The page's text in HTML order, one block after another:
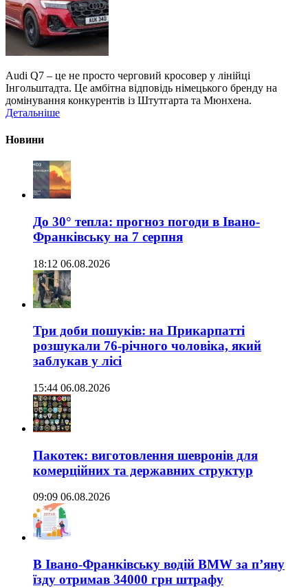
Audi Q7 – це не просто черговий кросовер у лінійці
Інгольштадта. Це амбітна відповідь німецького бренду на
домінування конкурентів із Штутгарта та Мюнхена.
Детальніше
Новини
До 30° тепла: прогноз погоди в Івано-
Франківську на 7 серпня
18:12 06.08.2026
Три доби пошуків: на Прикарпатті
розшукали 76-річного чоловіка, який
заблукав у лісі
15:44 06.08.2026
Пакотек: виготовлення шевронів для
комерційних та державних структур
09:09 06.08.2026
В Івано-Франківську водій BMW за п’яну
їзду отримав 34000 грн штрафу